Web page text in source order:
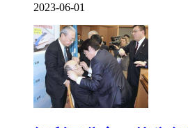
2023-06-01